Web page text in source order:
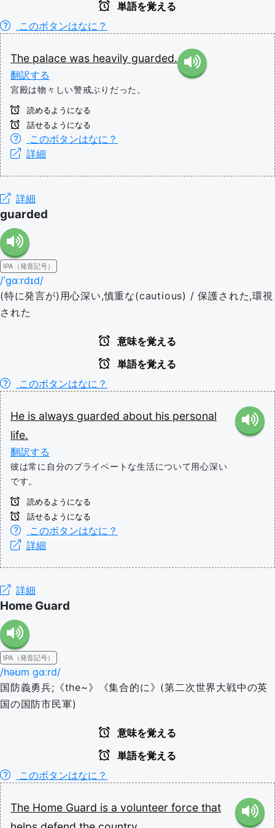
単語を覚える
このボタンはなに？
The palace was heavily guarded.
翻訳する
宮殿は物々しい警戒ぶりだった。
読めるようになる
話せるようになる
このボタンはなに？
詳細
詳細
guarded
IPA（発音記号）
/ˈɡɑːrdɪd/
(特に発言が)用心深い,慎重な(cautious) / 保護された,環視
された
意味を覚える
単語を覚える
このボタンはなに？
He is always guarded about his personal
life.
翻訳する
彼は常に自分のプライベートな生活について用心深い
です。
読めるようになる
話せるようになる
このボタンはなに？
詳細
詳細
Home Guard
IPA（発音記号）
/həʊm ɡɑːrd/
国防義勇兵;《the~》《集合的に》(第二次世界大戦中の英
国の国防市民軍)
意味を覚える
単語を覚える
このボタンはなに？
The Home Guard is a volunteer force that